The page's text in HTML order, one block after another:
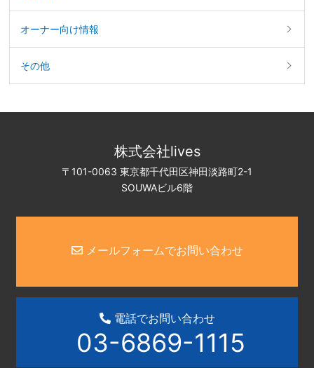
オーナー向け情報
その他
株式会社lives
〒101-0063 東京都千代田区神田淡路町2-1
SOUWAビル6階
メールフォームでお問い合わせ
電話でお問い合わせ
03-6869-1115